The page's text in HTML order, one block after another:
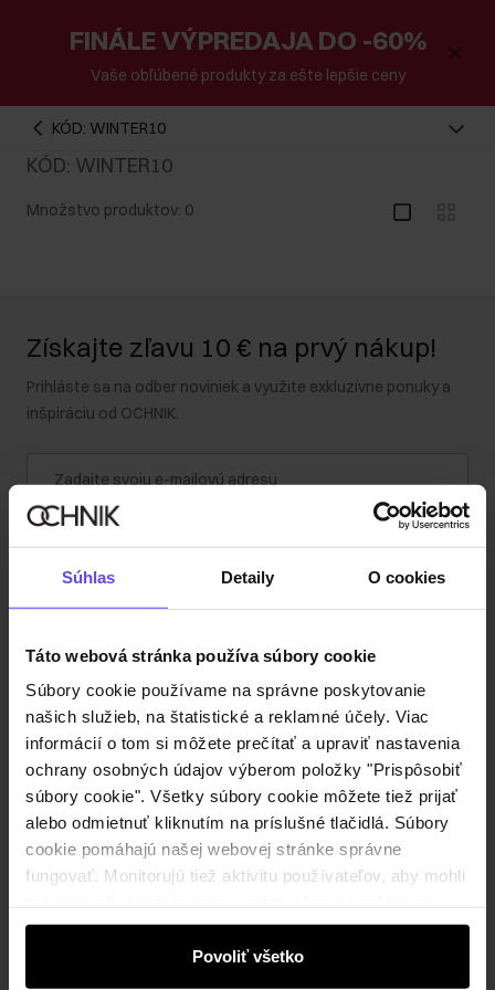
Súhlas Detaily O cookies
Táto webová stránka používa súbory cookie
Súbory cookie používame na správne poskytovanie
našich služieb, na štatistické a reklamné účely. Viac
informácií o tom si môžete prečítať a upraviť nastavenia
ochrany osobných údajov výberom položky "Prispôsobiť
súbory cookie". Všetky súbory cookie môžete tiež prijať
alebo odmietnuť kliknutím na príslušné tlačidlá. Súbory
cookie pomáhajú našej webovej stránke správne
fungovať. Monitorujú tiež aktivitu používateľov, aby mohli
správy, ktoré vás informujú o najnovších akciách v
elektronickom obchode. Informácie o tom, ako používate
našu stránku, zdieľame s partnermi v oblasti sociálnych
Povoliť všetko
FINÁLE VÝPREDAJA DO -60%
Vaše obľúbené produkty za ešte lepšie ceny
KÓD: WINTER10
KÓD: WINTER10
Množstvo produktov: 0
Získajte zľavu 10 € na prvý nákup!
Prihláste sa na odber noviniek a využite exkluzívne ponuky a
inšpiráciu od OCHNIK.
Zaregistrujte sa
Zadaním a schválením svojich údajov vyjadrujete súhlas so
podmienkach.
Online nakupovanie
Spravovať súbory cookie
O obchode
Pravidlá obchodu
Spôsob platby
Náklady na doručenie
Zákaznícka zóna
Zákazníky klub
Pravidlá propagácie
Starostlivosť o kožu
Spoločnosť
GDPR - Zásady ochrany osobných údajov
Kontakt